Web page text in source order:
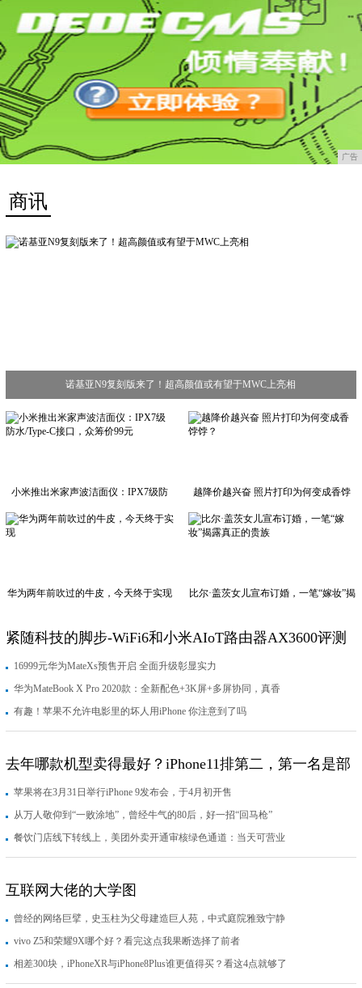
广告
商讯
诺基亚N9复刻版来了！超高颜值或有望于MWC上亮相
小米推出米家声波洁面仪：IPX7级防
水/Type-C接口，众筹价99元
越降价越兴奋 照片打印为何变成香饽
饽？
华为两年前吹过的牛皮，今天终于实现 比尔·盖茨女儿宣布订婚，一笔“嫁妆”揭
紧随科技的脚步-WiFi6和小米AIoT路由器AX3600评测
16999元华为MateXs预售开启 全面升级彰显实力
华为MateBook X Pro 2020款：全新配色+3K屏+多屏协同，真香
有趣！苹果不允许电影里的坏人用iPhone 你注意到了吗
去年哪款机型卖得最好？iPhone11排第二，第一名是部
两年前的机型
苹果将在3月31日举行iPhone 9发布会，于4月初开售
从万人敬仰到“一败涂地”，曾经牛气的80后，好一招“回马枪”
餐饮门店线下转线上，美团外卖开通审核绿色通道：当天可营业
互联网大佬的大学图
曾经的网络巨擘，史玉柱为父母建造巨人苑，中式庭院雅致宁静
vivo Z5和荣耀9X哪个好？看完这点我果断选择了前者
相差300块，iPhoneXR与iPhone8Plus谁更值得买？看这4点就够了